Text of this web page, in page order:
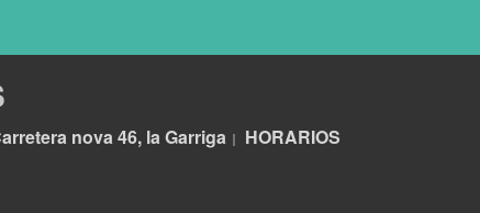
nova 46, la Garriga HORARIOS